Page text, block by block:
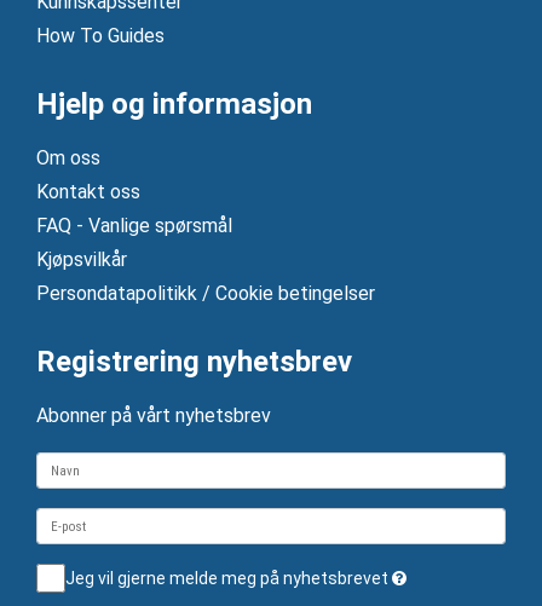
How To Guides
Hjelp og informasjon
Om oss
Kontakt oss
FAQ - Vanlige spørsmål
Kjøpsvilkår
Persondatapolitikk / Cookie betingelser
Registrering nyhetsbrev
Abonner på vårt nyhetsbrev
Jeg vil gjerne melde meg på nyhetsbrevet